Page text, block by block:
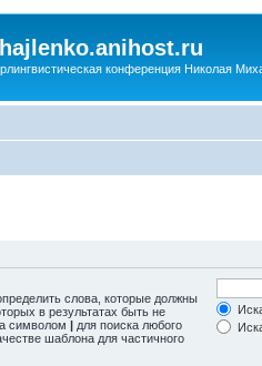
конференция Николая
слова, которые должны
в результатах быть не
символом | для поиска любого
шаблона для частичного